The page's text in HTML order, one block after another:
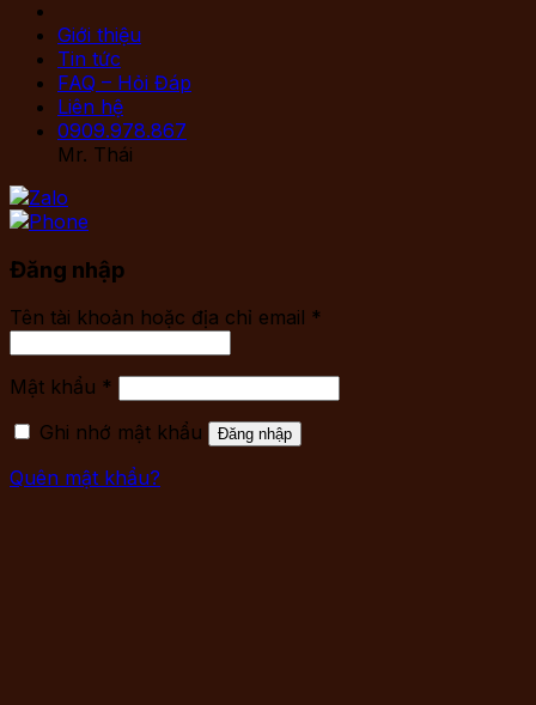
Giới thiệu
Tin tức
FAQ – Hỏi Đáp
Liên hệ
0909.978.867
Mr. Thái
Đăng nhập
Tên tài khoản hoặc địa chỉ email *
Mật khẩu *
Ghi nhớ mật khẩu
Đăng nhập
Quên mật khẩu?